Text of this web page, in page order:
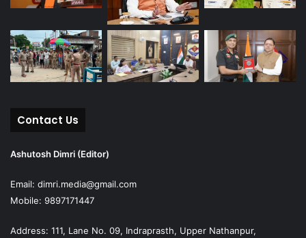
Contact Us
Ashutosh Dimri (Editor)
Email: dimri.media@gmail.com
Mobile: 9897171447
Address: 111, Lane No. 09, Indraprasth, Upper Nathanpur,